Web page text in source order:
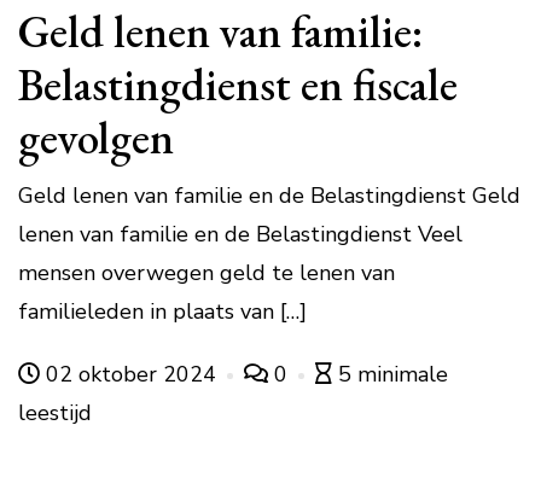
Geld lenen van familie:
Belastingdienst en fiscale
gevolgen
Geld lenen van familie en de Belastingdienst Geld
lenen van familie en de Belastingdienst Veel
mensen overwegen geld te lenen van
familieleden in plaats van […]
02 oktober 2024 0
5 minimale
leestijd